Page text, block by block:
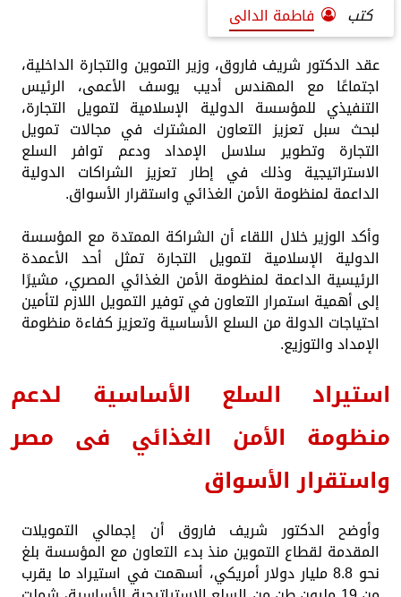
كتب
فاطمة الدالى
عقد الدكتور شريف فاروق، وزير التموين والتجارة الداخلية،
اجتماعًا مع المهندس أديب يوسف الأعمى، الرئيس
التنفيذي للمؤسسة الدولية الإسلامية لتمويل التجارة،
لبحث سبل تعزيز التعاون المشترك في مجالات تمويل
التجارة وتطوير سلاسل الإمداد ودعم توافر السلع
الاستراتيجية وذلك في إطار تعزيز الشراكات الدولية
الداعمة لمنظومة الأمن الغذائي واستقرار الأسواق.
وأكد الوزير خلال اللقاء أن الشراكة الممتدة مع المؤسسة
الدولية الإسلامية لتمويل التجارة تمثل أحد الأعمدة
الرئيسية الداعمة لمنظومة الأمن الغذائي المصري، مشيرًا
إلى أهمية استمرار التعاون في توفير التمويل اللازم لتأمين
احتياجات الدولة من السلع الأساسية وتعزيز كفاءة منظومة
الإمداد والتوزيع.
استيراد السلع الأساسية لدعم
منظومة الأمن الغذائي فى مصر
واستقرار الأسواق
وأوضح الدكتور شريف فاروق أن إجمالي التمويلات
المقدمة لقطاع التموين منذ بدء التعاون مع المؤسسة بلغ
نحو 8.8 مليار دولار أمريكي، أسهمت في استيراد ما يقرب